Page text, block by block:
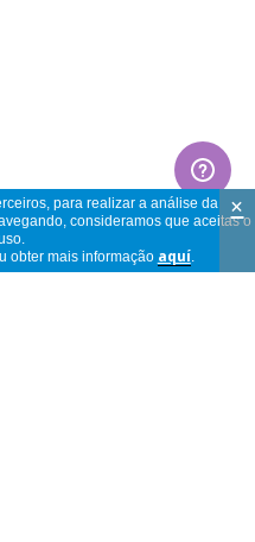
para realizar a análise da
consideramos que aceitas o
obter mais informação aquí.
×